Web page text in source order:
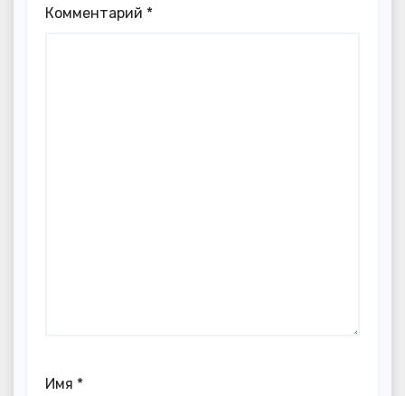
Комментарий *
Имя *